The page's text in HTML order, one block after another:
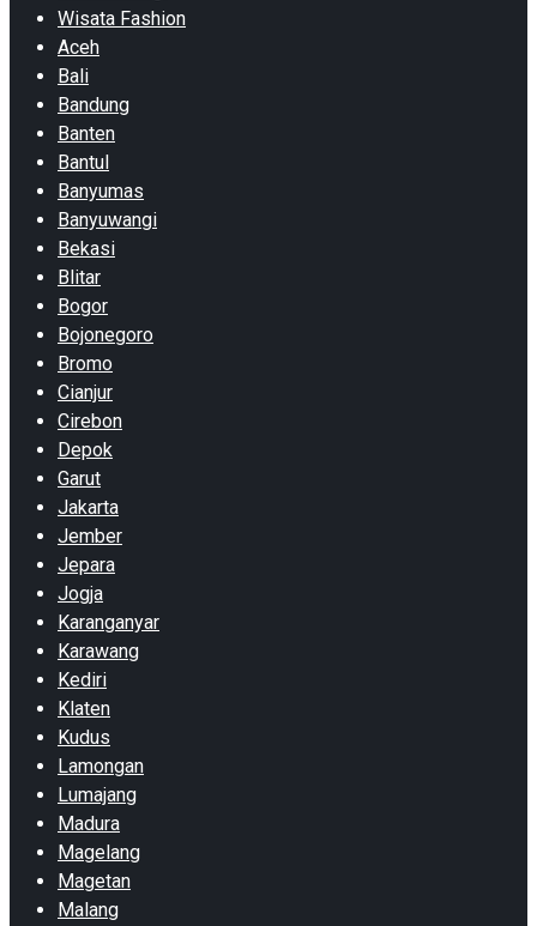
Wisata Fashion
Aceh
Bali
Bandung
Banten
Bantul
Banyumas
Banyuwangi
Bekasi
Blitar
Bogor
Bojonegoro
Bromo
Cianjur
Cirebon
Depok
Garut
Jakarta
Jember
Jepara
Jogja
Karanganyar
Karawang
Kediri
Klaten
Kudus
Lamongan
Lumajang
Madura
Magelang
Magetan
Malang